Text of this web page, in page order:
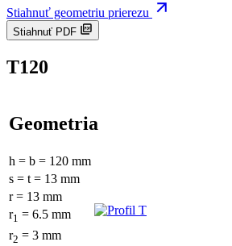
Stiahnuť geometriu prierezu
Stiahnuť PDF
T120
Geometria
h = b = 120 mm
s = t = 13 mm
r = 13 mm
r1 = 6.5 mm
r2 = 3 mm